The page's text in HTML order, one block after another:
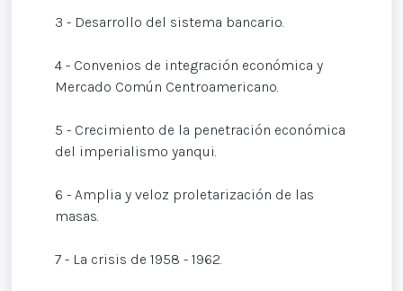
3 - Desarrollo del sistema bancario.
4 - Convenios de integración económica y
Mercado Común Centroamericano.
5 - Crecimiento de la penetración económica
del imperialismo yanqui.
6 - Amplia y veloz proletarización de las
masas.
7 - La crisis de 1958 - 1962.